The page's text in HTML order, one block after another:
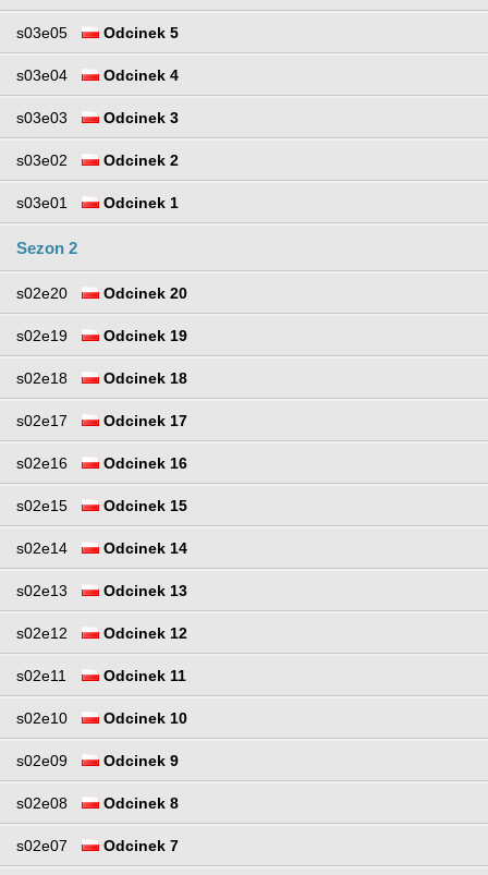
s03e05 Odcinek 5
s03e04 Odcinek 4
s03e03 Odcinek 3
s03e02 Odcinek 2
s03e01 Odcinek 1
Sezon 2
s02e20 Odcinek 20
s02e19 Odcinek 19
s02e18 Odcinek 18
s02e17 Odcinek 17
s02e16 Odcinek 16
s02e15 Odcinek 15
s02e14 Odcinek 14
s02e13 Odcinek 13
s02e12 Odcinek 12
s02e11 Odcinek 11
s02e10 Odcinek 10
s02e09 Odcinek 9
s02e08 Odcinek 8
s02e07 Odcinek 7